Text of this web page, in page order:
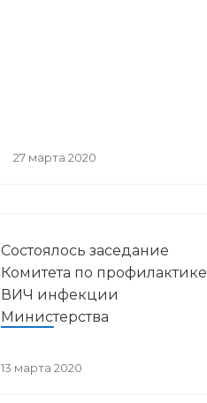
27 марта 2020
Состоялось заседание
Комитета по профилактике
ВИЧ инфекции
Министерства
Республики Башкортостан
13 марта 2020